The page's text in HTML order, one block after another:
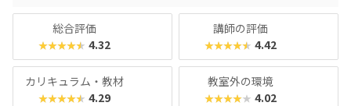
ットやプログラミングの世界に入っていけると評判です。大
好きなブロックをきっかけに、これからの社会で必要とされ
るスキルの芽を育てたいと考える保護者におすすめのスクー
ルといえるでしょう。
総合評価
★★★★★ 4.32
講師の評価
★★★★★ 4.42
カリキュラム・教材
★★★★★ 4.29
教室外の環境
★★★★★ 4.02